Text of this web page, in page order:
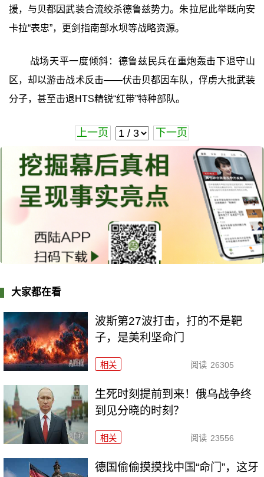
援，与贝都因武装合流绞杀德鲁兹势力。朱拉尼此举既向安
卡拉“表忠”，更剑指南部水坝等战略资源。
战场天平一度倾斜：德鲁兹民兵在重炮轰击下退守山
区，却以游击战术反击——伏击贝都因车队，俘虏大批武装
分子，甚至击退HTS精锐“红带”特种部队。
上一页 下一页
大家都在看
波斯第27波打击，打的不是靶
子，是美利坚命门
相关 阅读 26305
生死时刻提前到来！俄乌战争终
到见分晓的时刻？
相关 阅读 23556
德国偷偷摸摸找中国“命门”，这牙